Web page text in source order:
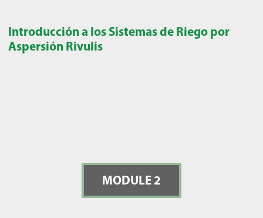
Introducción a los Sistemas de Riego por
Aspersión Rivulis
MODULE 2